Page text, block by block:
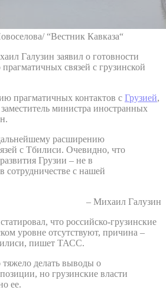
“Вестник Кавказа“
Галузин заявил о готовности
связей с грузинской
прагматичных контактов с Грузией,
заместитель министра иностранных
расширению
с Тбилиси. Очевидно, что
Грузии – не в
сотрудничестве с нашей
– Михаил Галузин
что российско-грузинские
уровне отсутствуют, причина –
пишет ТАСС.
делать выводы о
но грузинские власти
ее.